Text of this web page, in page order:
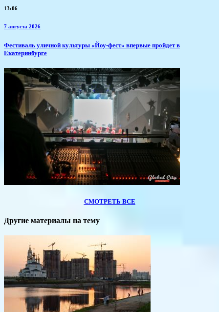
13:06
7 августа 2026
​Фестиваль уличной культуры «Йоу-фест» впервые пройдет в
Екатеринбурге
СМОТРЕТЬ ВСЕ
Другие материалы на тему